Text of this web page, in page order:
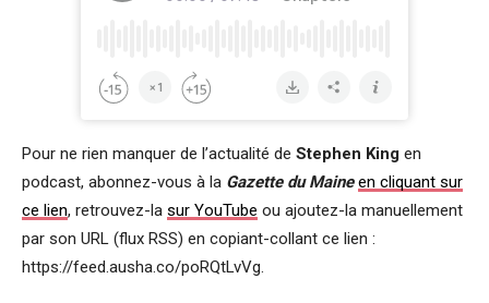
Pour ne rien manquer de l’actualité de Stephen King en
podcast, abonnez-vous à la Gazette du Maine en cliquant sur
ce lien, retrouvez-la sur YouTube ou ajoutez-la manuellement
par son URL (flux RSS) en copiant-collant ce lien :
https://feed.ausha.co/poRQtLvVg.